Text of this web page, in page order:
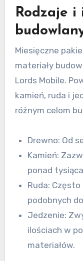
Rodzaje i
Miesięczne
materiały
Lords Mobile.
kamień, ruda i
różnym celom
Drewno: Od
Kamień:
ponad
Ruda:
podobnych
Jedzenie:
ilościach w
materiałów.